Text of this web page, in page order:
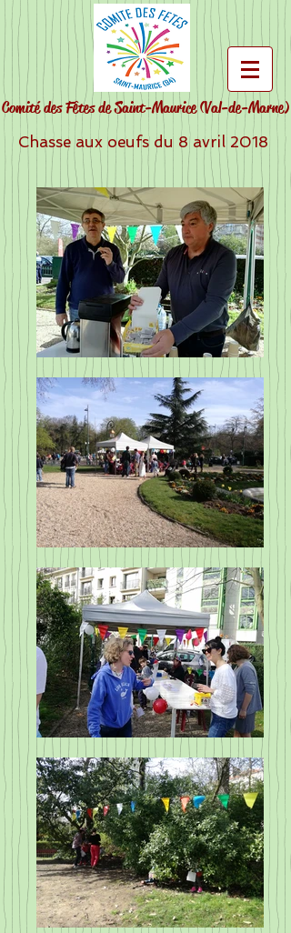
Comité des Fêtes de Saint-Maurice(Val-de-Marne)
Chasse aux oeufs du 8 avril 2018